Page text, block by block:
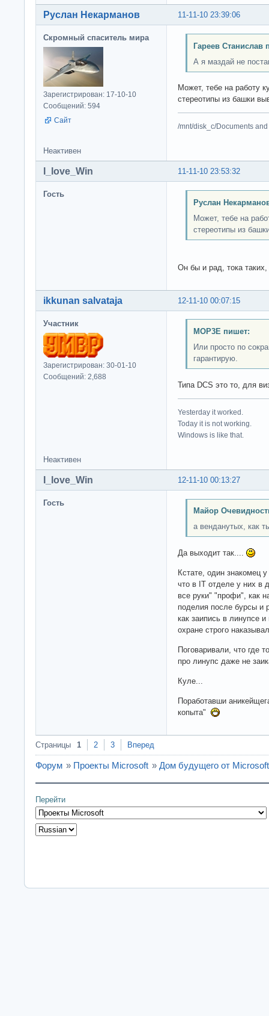
11-11-10 23:39:06
Руслан Некарманов
Скромный спаситель мира
Зарегистрирован: 17-10-10
Сообщений: 594
Сайт
Гареев Станислав
А я маздай не
Может, тебе на работу
стереотипы из башки
/mnt/disk_c/Documents
Неактивен
11-11-10 23:53:32
I_love_Win
Гость
Руслан
Может, тебе на
стереотипы из
Он бы и рад, тока
12-11-10 00:07:15
ikkunan salvataja
Участник
Зарегистрирован: 30-01-10
Сообщений: 2,688
MOP3E пишет:
Или просто по
гарантирую.
Типа DCS это то, для
Yesterday it worked.
Today it is not working.
Windows is like that.
Неактивен
12-11-10 00:13:27
I_love_Win
Гость
Майор
а венданутых, как
Да выходит так....
Кстате, один знакомец
что в IT отделе у них в
все руки" "профи", как
поделия после бурсы и
как заипись в линупсе
охране строго
Поговаривали, что где
про линупс даже не
Куле...
Поработавши
копыта"
Страницы 1 2 3 Вперед
Форум » Проекты Microsoft » Дом будущего от Microsoft
Перейти